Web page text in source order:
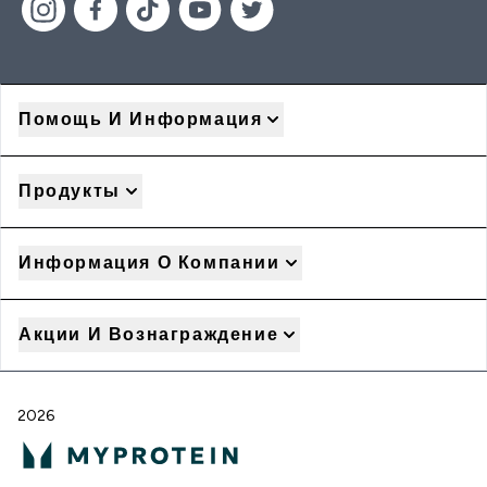
Помощь И Информация
Продукты
Информация О Компании
Акции И Вознаграждение
2026